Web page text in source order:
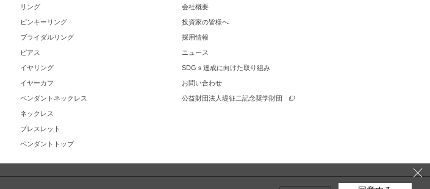
リング
ピンキーリング
ブライダルリング
ピアス
イヤリング
イヤーカフ
ペンダントネックレス
ネックレス
ブレスレット
ペンダントトップ
会社概要
投資家の皆様へ
採用情報
ニュース
SDGｓ達成に向けた取り組み
お問い合わせ
公益財団法人堤征二記念奨学財団